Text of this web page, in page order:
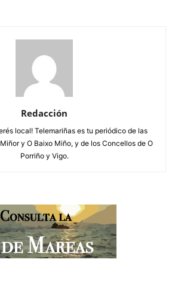
Redacción
local! Telemariñas es tu periódico de las
y O Baixo Miño, y de los Concellos de O
Porriño y Vigo.